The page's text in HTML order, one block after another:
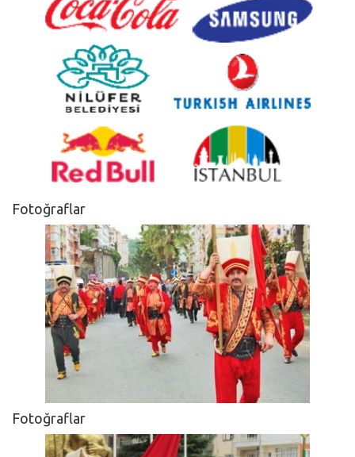
Fotoğraflar
Fotoğraflar